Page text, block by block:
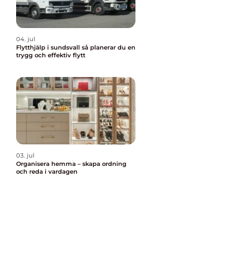
04. jul
Flytthjälp i sundsvall så planerar du en
trygg och effektiv flytt
03. jul
Organisera hemma – skapa ordning
och reda i vardagen